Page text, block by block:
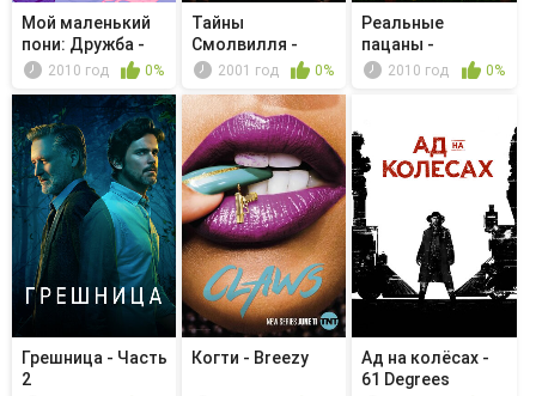
Мой маленький
пони: Дружба -
это чудо...
2010 год 0%
Тайны
Смолвилля -
Смерч2001 год 0%
Реальные
пацаны -
Дежурный по
2010 год 0%
Грешница - Часть
2
Когти - Breezy
Ад на колёсах -
61 Degrees